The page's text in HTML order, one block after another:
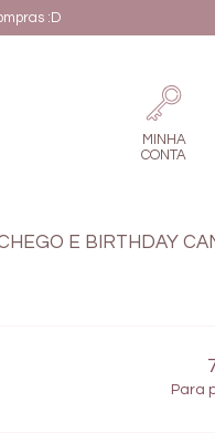
:D
MINHA
CONTA
E BIRTHDAY
Para